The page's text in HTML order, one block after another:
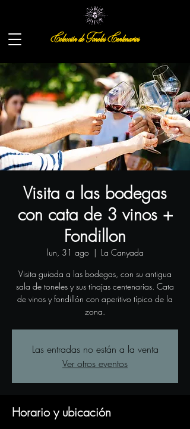
Colección de Toneles Centenarios
Visita a las bodegas
con cata de 3 vinos +
Fondillon
lun, 31 ago
  |
La Canyada
Visita guiada a las bodegas, con su antigua
sala de toneles y sus tinajas centenarias. Cata
de vinos y fondillón con aperitivo típico de la
zona.
Las entradas no están a la venta
Ver otros eventos
Horario y ubicación